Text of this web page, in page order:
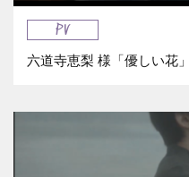
PV
六道寺恵梨 様「優しい花」